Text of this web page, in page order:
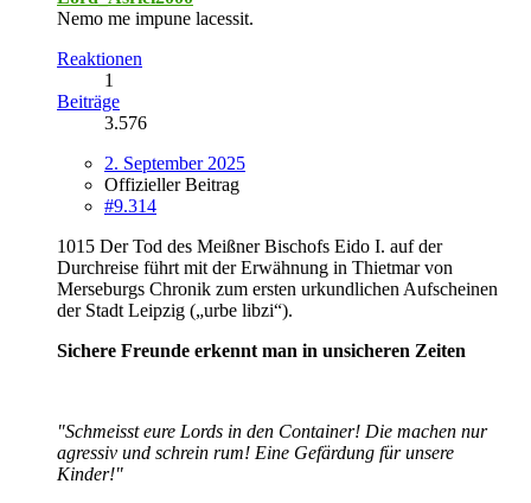
Nemo me impune lacessit.
Reaktionen
1
Beiträge
3.576
2. September 2025
Offizieller Beitrag
#9.314
1015 Der Tod des Meißner Bischofs Eido I. auf der
Durchreise führt mit der Erwähnung in Thietmar von
Merseburgs Chronik zum ersten urkundlichen Aufscheinen
der Stadt Leipzig („urbe libzi“).
Sichere Freunde erkennt man in unsicheren Zeiten
"Schmeisst eure Lords in den Container! Die machen nur
agressiv und schrein rum! Eine Gefärdung für unsere
Kinder!"